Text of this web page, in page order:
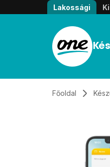
Átugrás, tovább a
Lakossági
Főoldal